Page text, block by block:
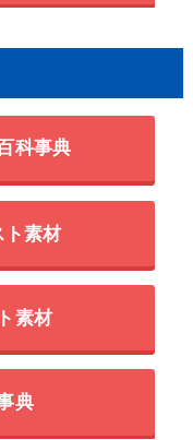
科事典
ト素材
素材
典